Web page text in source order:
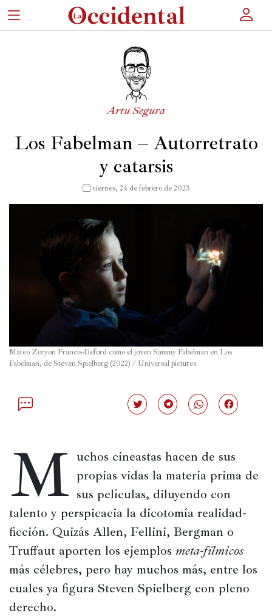
×
Cultura
Resto
Crítica
cultural
Libros
Películas
Ópera,
conciertos
Artu Segura
Los Fabelman – Autorretrato
y catarsis
viernes, 24 de febrero de 2023
Mateo Zoryon Francis-Deford como el joven Sammy Fabelman en Los
Fabelman, de Steven Spielberg (2022) / Universal pictures
Haz
Twitter
(Se
abre
en
ventana
nueva)
Haz
Telegram
(Se
en
ventana
nueva)
Haz
WhatsApp
(Se
abre
en
ventana
nueva)
Haz
Facebook
(Se
abre
en
ventana
nueva)
M uchos cineastas hacen de sus
propias vidas la materia prima de
sus películas, diluyendo con
talento y perspicacia la dicotomía realidad-
ficción. Quizás Allen, Fellini, Bergman o
Truffaut aporten los ejemplos meta-fílmicos
más célebres, pero hay muchos más, entre los
cuales ya figura Steven Spielberg con pleno
derecho.